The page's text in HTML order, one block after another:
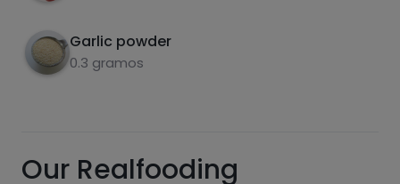
Garlic powder
0.3 gramos
Our Realfooding